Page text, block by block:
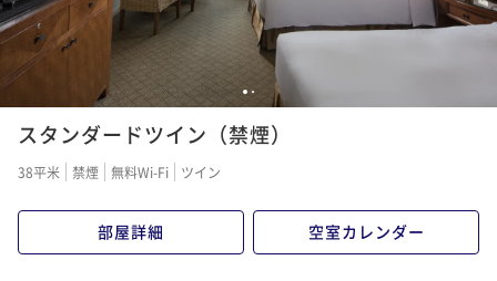
1 2
スタンダードツイン（禁煙）
38平米 禁煙 無料Wi-Fi ツイン
部屋詳細 空室カレンダー